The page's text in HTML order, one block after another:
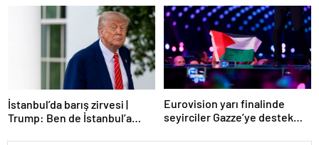
İstanbul’da barış zirvesi |
Trump: Ben de İstanbul’a
Eurovision yarı finalinde
seyirciler Gazze’ye destek